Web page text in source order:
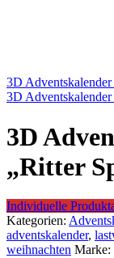
3D
3D
3D
„Ritter
Individuelle
Kategorien:
adventskalender,
weihnachten Marke: